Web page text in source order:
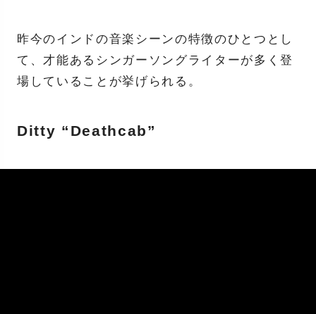
昨今のインドの音楽シーンの特徴のひとつとし
て、才能あるシンガーソングライターが多く登
場していることが挙げられる。
Ditty “Deathcab”